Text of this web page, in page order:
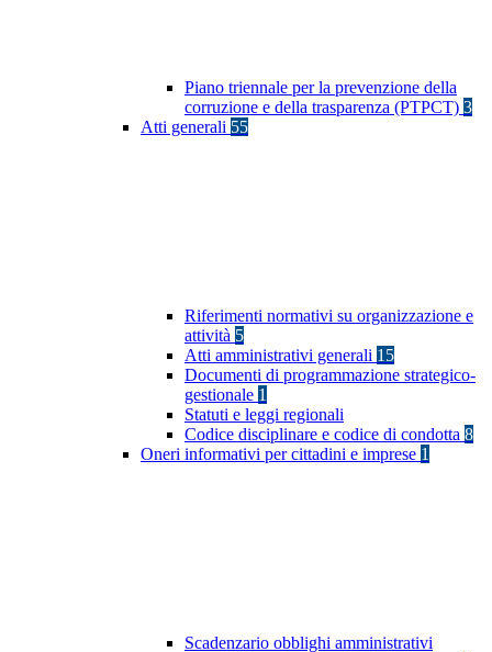
Piano triennale per la prevenzione della
corruzione e della trasparenza (PTPCT) 3
Atti generali 55
Riferimenti normativi su organizzazione e
attività 5
Atti amministrativi generali 15
Documenti di programmazione strategico-
gestionale 1
Statuti e leggi regionali
Codice disciplinare e codice di condotta 8
Oneri informativi per cittadini e imprese 1
Scadenzario obblighi amministrativi